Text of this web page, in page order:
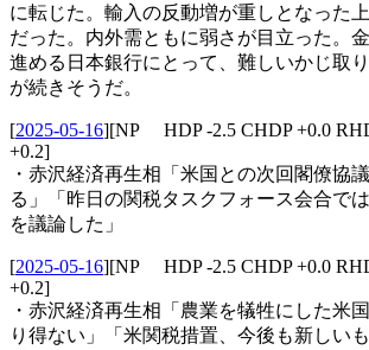
に転じた。輸入の反動増が重しとなった
だった。内外需ともに弱さが目立った。
進める日本銀行にとって、難しいかじ取
が続きそうだ。
[2025-05-16][NP HDP -2.5 CHDP +0.0
+0.2]
・赤沢経済再生相「米国との次回閣僚協
る」「昨日の関税タスクフォース会合で
を議論した」
[2025-05-16][NP HDP -2.5 CHDP +0.0
+0.2]
・赤沢経済再生相「農業を犠牲にした米
り得ない」「米関税措置、今後も新しい